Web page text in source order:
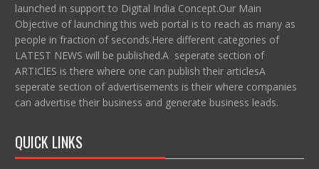
launched in support to Digital India Concept.Our Main
Objective of launching this web portal is to reach as many as
people in fraction of seconds.Here different categories of
LATEST NEWS will be published.A seperate section of
ARTIClES is there where one can publish their articlesA
seperate section of advertisements is their where companies
can advertise their business and generate business leads.
QUICK LINKS